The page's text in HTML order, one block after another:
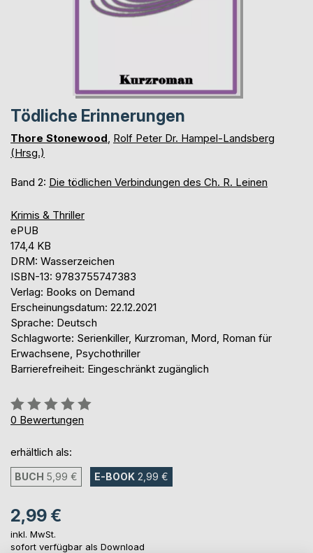
Tödliche Erinnerungen
Thore Stonewood, Rolf Peter Dr. Hampel-Landsberg
(Hrsg.)
Band 2: Die tödlichen Verbindungen des Ch. R. Leinen
Krimis & Thriller
ePUB
174,4 KB
DRM: Wasserzeichen
ISBN-13: 9783755747383
Verlag: Books on Demand
Erscheinungsdatum: 22.12.2021
Sprache: Deutsch
Schlagworte: Serienkiller, Kurzroman, Mord, Roman für
Erwachsene, Psychothriller
Barrierefreiheit: Eingeschränkt zugänglich
Bewertung::
0%
0 Bewertungen
erhältlich als:
BUCH 5,99 € E-BOOK 2,99 €
2,99 €
inkl. MwSt.
sofort verfügbar als Download